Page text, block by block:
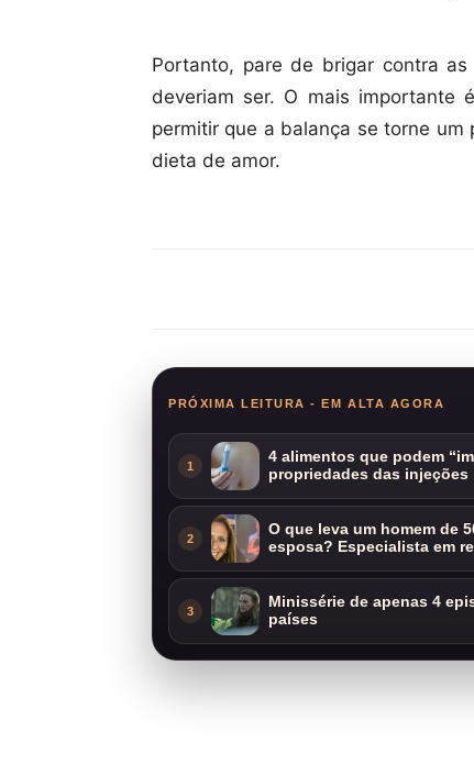
Portanto, pare de brigar contra
deveriam ser. O mais importante
permitir que a balança se torne
dieta de amor.
PRÓXIMA LEITURA - EM ALTA AGORA
1
4 alimentos que podem
propriedades das injeções
2
O que leva um homem de
esposa? Especialista em
3
Minissérie de apenas 4
países